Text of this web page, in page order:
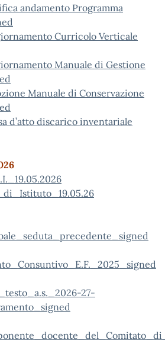
andamento Programma
Curricolo Verticale
Manuale di Gestione
Manuale di Conservazione
d’atto discarico inventariale
27-